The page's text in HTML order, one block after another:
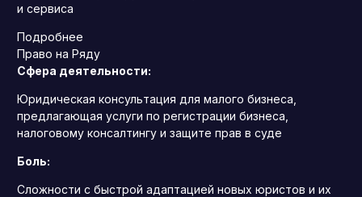
и сервиса
Подробнее
Право на Ряду
Сфера деятельности:
Юридическая консультация для малого бизнеса,
предлагающая услуги по регистрации бизнеса,
налоговому консалтингу и защите прав в суде
Боль:
Сложности с быстрой адаптацией новых юристов и их